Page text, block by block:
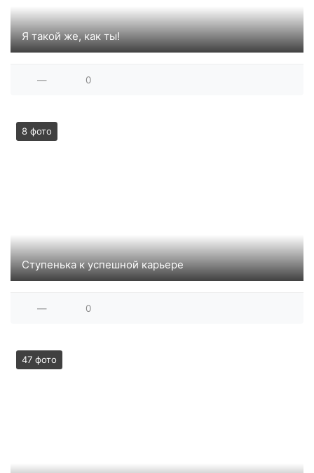
Я такой же, как ты!
— 0
8 фото
Ступенька к успешной карьере
— 0
47 фото